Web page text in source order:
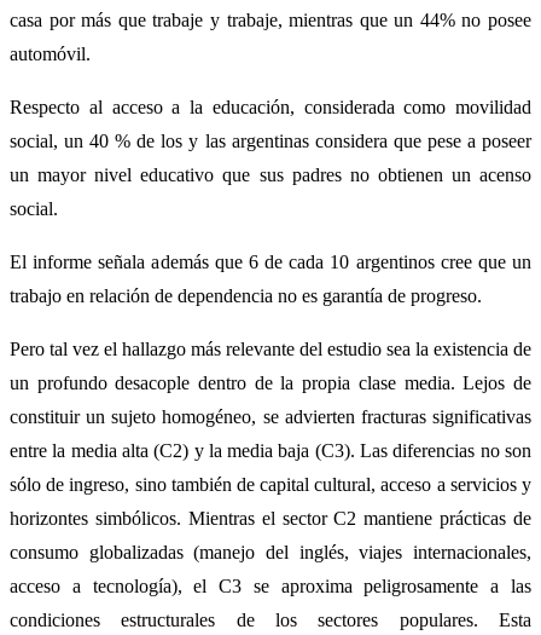
casa por más que trabaje y trabaje, mientras que un 44% no posee
automóvil.
Respecto al acceso a la educación, considerada como movilidad
social, un 40 % de los y las argentinas considera que pese a poseer
un mayor nivel educativo que sus padres no obtienen un acenso
social.
El informe señala además que 6 de cada 10 argentinos cree que un
trabajo en relación de dependencia no es garantía de progreso.
Pero tal vez el hallazgo más relevante del estudio sea la existencia de
un profundo desacople dentro de la propia clase media. Lejos de
constituir un sujeto homogéneo, se advierten fracturas significativas
entre la media alta (C2) y la media baja (C3). Las diferencias no son
sólo de ingreso, sino también de capital cultural, acceso a servicios y
horizontes simbólicos. Mientras el sector C2 mantiene prácticas de
consumo globalizadas (manejo del inglés, viajes internacionales,
acceso a tecnología), el C3 se aproxima peligrosamente a las
condiciones estructurales de los sectores populares. Esta